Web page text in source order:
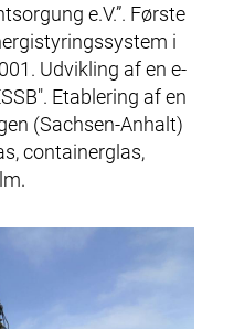
LOGISTIK
e.V.”. Første
i
Udvikling af en e-
Etablering af en
(Sachsen-Anhalt)
containerglas,